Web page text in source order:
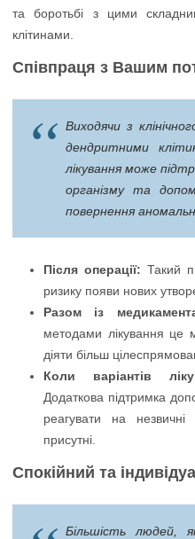
та боротьбі з цими
клітинами.
Співпраця з Вашим
Виходячи з
дендритними
лікування може
організму та
повернення
Після операції: Такий
ризику появи нових
Разом із
методами лікування це
діяти більш
Коли варіантів
Додаткова підтримка
реагувати на
присутні.
Спокійний та
Більшість людей,